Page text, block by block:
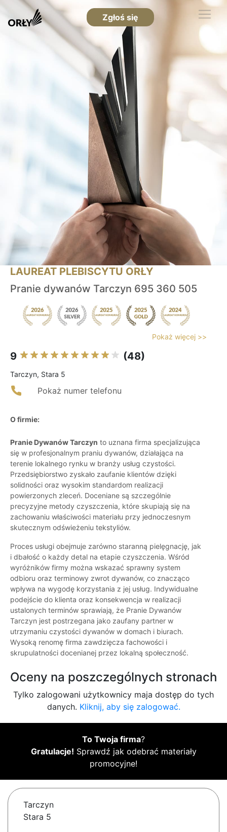
Zgłoś się
LAUREAT PLEBISCYTU ORŁY
Pranie dywanów Tarczyn 695 360 505
Pokaż więcej >>
9 (48)
Tarczyn, Stara 5
Pokaż numer telefonu
O firmie:
Pranie Dywanów Tarczyn to uznana firma specjalizująca
się w profesjonalnym praniu dywanów, działająca na
terenie lokalnego rynku w branży usług czystości.
Przedsiębiorstwo zyskało zaufanie klientów dzięki
solidności oraz wysokim standardom realizacji
powierzonych zleceń. Doceniane są szczególnie
precyzyjne metody czyszczenia, które skupiają się na
zachowaniu właściwości materiału przy jednoczesnym
skutecznym odświeżeniu tekstyliów.
Proces usługi obejmuje zarówno staranną pielęgnację, jak
i dbałość o każdy detal na etapie czyszczenia. Wśród
wyróżników firmy można wskazać sprawny system
odbioru oraz terminowy zwrot dywanów, co znacząco
wpływa na wygodę korzystania z jej usług. Indywidualne
podejście do klienta oraz konsekwencja w realizacji
ustalonych terminów sprawiają, że Pranie Dywanów
Tarczyn jest postrzegana jako zaufany partner w
utrzymaniu czystości dywanów w domach i biurach.
Wysoką renomę firma zawdzięcza fachowości i
skrupulatności docenianej przez lokalną społeczność.
Oceny na poszczególnych stronach
Tylko zalogowani użytkownicy maja dostęp do tych
danych. Kliknij, aby się zalogować.
To Twoja firma?
Gratulacje! Sprawdź jak odebrać materiały
promocyjne!
Tarczyn
Stara 5